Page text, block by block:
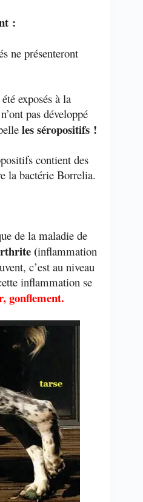
:
ne présenteront
exposés à la
pas développé
les séropositifs !
contient des
la bactérie Borrelia.
de la maladie de
(inflammation
c’est au niveau
inflammation se
gonflement.